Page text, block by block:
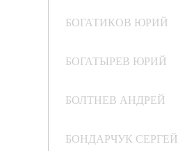
БОГАТИКОВ ЮРИЙ
БОГАТЫРЕВ ЮРИЙ
БОЛТНЕВ АНДРЕЙ
БОНДАРЧУК СЕРГЕЙ